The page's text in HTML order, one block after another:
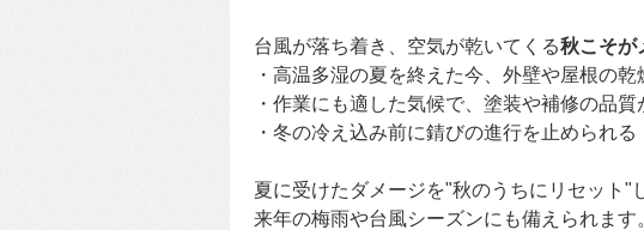
台風が落ち着き、空気が乾いてくる秋こそが
・高温多湿の夏を終えた今、外壁や屋根の乾
・作業にも適した気候で、塗装や補修の品質
・冬の冷え込み前に錆びの進行を止められる
夏に受けたダメージを"秋のうちにリセット"
来年の梅雨や台風シーズンにも備えられます